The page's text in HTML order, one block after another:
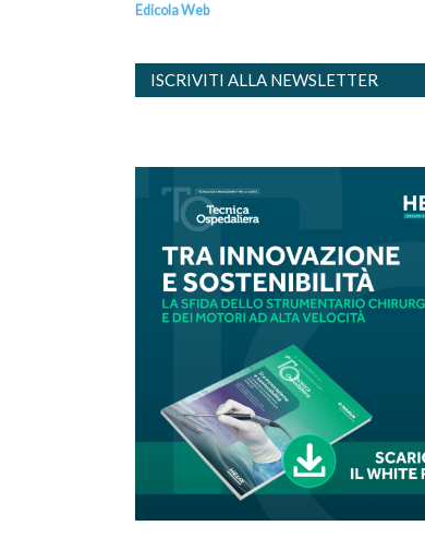
Edicola Web
ISCRIVITI ALLA NEWSLETTER